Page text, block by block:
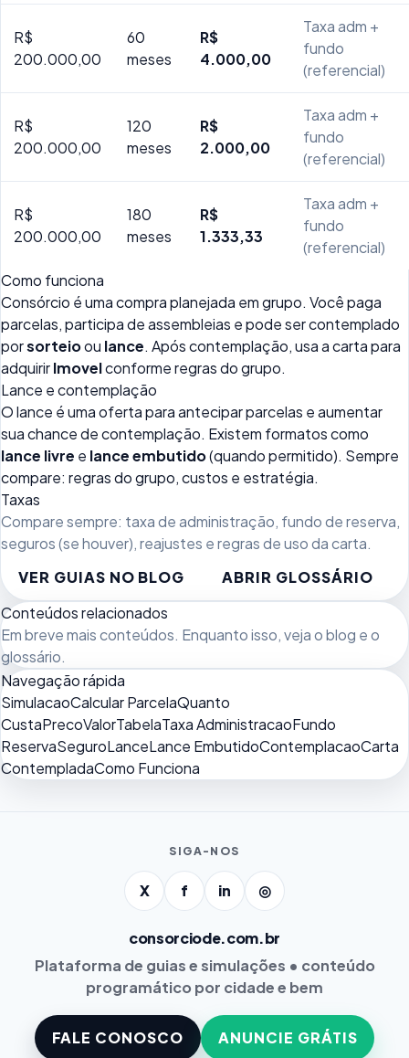
R$
200.000,00
60
meses
R$
4.000,00
Taxa adm +
fundo
(referencial)
R$
200.000,00
120
meses
R$
2.000,00
Taxa adm +
fundo
(referencial)
R$
200.000,00
180
meses
R$
1.333,33
Taxa adm +
fundo
(referencial)
Como funciona
Consórcio é uma compra planejada em grupo. Você paga
parcelas, participa de assembleias e pode ser contemplado
porsorteioou lance. Após contemplação, usa a carta para
adquirirImovelconforme regras do grupo.
Lance e contemplação
O lance é uma oferta para antecipar parcelas e aumentar
sua chance de contemplação. Existem formatos como
lance livre e lance embutido(quando permitido). Sempre
compare: regras do grupo, custos e estratégia.
Taxas
Compare sempre: taxa de administração, fundo de reserva,
seguros (se houver), reajustes e regras de uso da carta.
VER GUIAS NO BLOG
ABRIR GLOSSÁRIO
Conteúdos relacionados
Em breve mais conteúdos. Enquanto isso, vejao blog e o
glossário.
Navegação rápida
SimulacaoCalcular ParcelaQuanto
CustaPrecoValorTabelaTaxa AdministracaoFundo
ReservaSeguroLanceLance EmbutidoContemplacaoCarta
ContempladaComo Funciona
SIGA-NOS
X f in ◎
consorciode.com.br
Plataforma de guias e simulações • conteúdo
programático por cidade e bem
FALE CONOSCO ANUNCIE GRÁTIS